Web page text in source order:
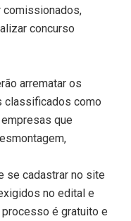
comissionados,
concurso
arrematar os
classificados como
que
se cadastrar no site
no edital e
é gratuito e